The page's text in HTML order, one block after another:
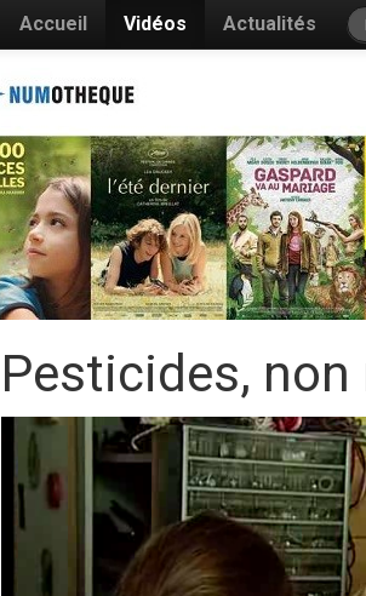
Accueil Vidéos Actualités
Pesticides, non